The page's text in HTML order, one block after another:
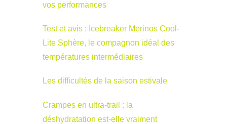
vos performances
Test et avis : Icebreaker Merinos Cool-
Lite Sphère, le compagnon idéal des
températures intermédiaires
Les difficultés de la saison estivale
Crampes en ultra-trail : la
déshydratation est-elle vraiment